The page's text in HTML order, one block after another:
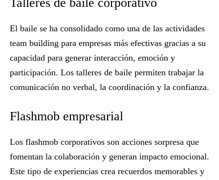
El baile se ha consolidado como una de las actividades
team building para empresas más efectivas gracias a su
capacidad para generar interacción, emoción y
participación. Los talleres de baile permiten trabajar la
comunicación no verbal, la coordinación y la confianza.
Flashmob empresarial
Los flashmob corporativos son acciones sorpresa que
fomentan la colaboración y generan impacto emocional.
Este tipo de experiencias crea recuerdos memorables y